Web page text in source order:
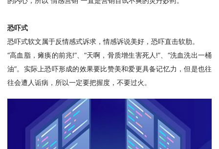
恐吓式
恐吓式软文属于反情感式诉求，情感诉说美好，恐吓直击软肋。
“高血脂，瘫痪的前兆!”、“天啊，骨质增生害死人!”、“洗血洗出一桶
油”。实际上恐吓形成的效果要比赞美和爱更具备记忆力，但是也往
往会遭人诟病，所以一定要把握度，不要过火。